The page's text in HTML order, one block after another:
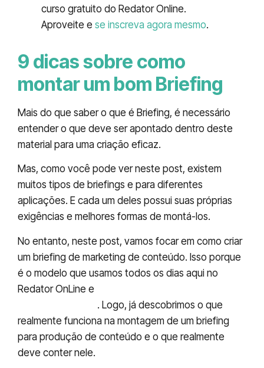
curso gratuito do Redator Online.
Aproveite e se inscreva agora mesmo.
9 dicas sobre como
montar um bom Briefing
Mais do que saber o que é Briefing, é necessário
entender o que deve ser apontado dentro deste
material para uma criação eficaz.
Mas, como você pode ver neste post, existem
muitos tipos de briefings e para diferentes
aplicações. E cada um deles possui suas próprias
exigências e melhores formas de montá-los.
No entanto, neste post, vamos focar em como criar
um briefing de marketing de conteúdo. Isso porque
é o modelo que usamos todos os dias aqui no
Redator OnLine e
. Logo, já descobrimos o que
realmente funciona na montagem de um briefing
para produção de conteúdo e o que realmente
deve conter nele.